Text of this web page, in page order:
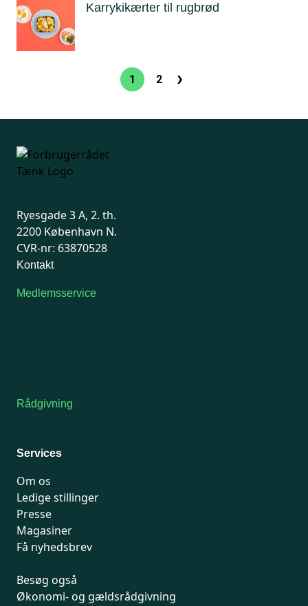
Karrykikærter til rugbrød
Sideinddeling
Nuværende
1
Side
2
side
›
Ryesgade 3 A, 2. th.
2200 København N.
CVR-nr: 63870528
Kontakt
Medlemsservice
Rådgivning
Services
Om os
Ledige stillinger
Presse
Magasiner
Få nyhedsbrev
Besøg også
Økonomi- og gældsrådgivning